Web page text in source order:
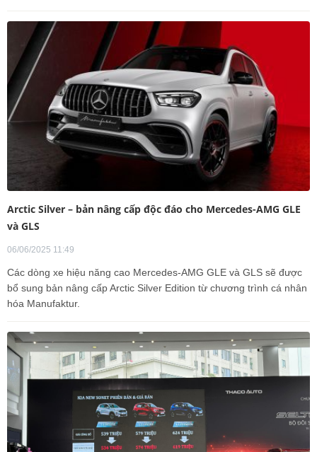
Arctic Silver – bản nâng cấp độc đáo cho Mercedes-AMG GLE
và GLS
06/06/2025 11:49
Các dòng xe hiệu năng cao Mercedes-AMG GLE và GLS sẽ được
bổ sung bản nâng cấp Arctic Silver Edition từ chương trình cá nhân
hóa Manufaktur.